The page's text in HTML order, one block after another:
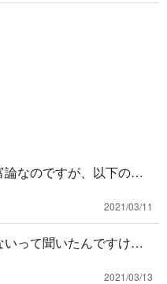
なのですが、以下の文
しょうか？どこを覚え
2021/03/11
って聞いたんですけ
2021/03/13